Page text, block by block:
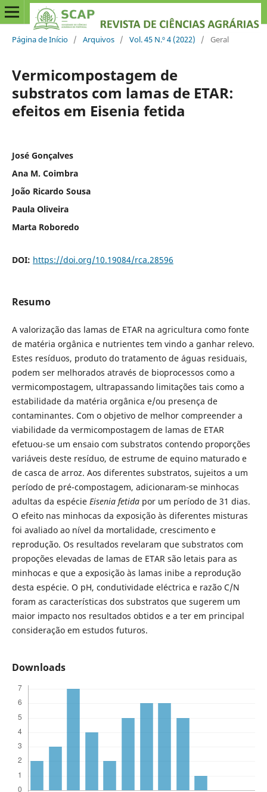
Página de Início / Arquivos / Vol. 45 N.º 4 (2022) / Geral
Vermicompostagem de
substratos com lamas de ETAR:
efeitos em Eisenia fetida
José Gonçalves
Ana M. Coimbra
João Ricardo Sousa
Paula Oliveira
Marta Roboredo
DOI: https://doi.org/10.19084/rca.28596
Resumo
A valorização das lamas de ETAR na agricultura como fonte
de matéria orgânica e nutrientes tem vindo a ganhar relevo.
Estes resíduos, produto do tratamento de águas residuais,
podem ser melhorados através de bioprocessos como a
vermicompostagem, ultrapassando limitações tais como a
estabilidade da matéria orgânica e/ou presença de
contaminantes. Com o objetivo de melhor compreender a
viabilidade da vermicompostagem de lamas de ETAR
efetuou-se um ensaio com substratos contendo proporções
variáveis deste resíduo, de estrume de equino maturado e
de casca de arroz. Aos diferentes substratos, sujeitos a um
período de pré-compostagem, adicionaram-se minhocas
adultas da espécie Eisenia fetidapor um período de 31 dias.
O efeito nas minhocas da exposição às diferentes misturas
foi avaliado ao nível da mortalidade, crescimento e
reprodução. Os resultados revelaram que substratos com
propoções elevadas de lamas de ETAR são letais para as
minhocas e que a exposição às lamas inibe a reprodução
desta espécie. O pH, condutividade eléctrica e razão C/N
foram as características dos substratos que sugerem um
maior impacto nos resultados obtidos e a ter em principal
consideração em estudos futuros.
Downloads